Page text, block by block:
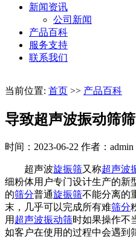
新闻资讯
公司新闻
产品百科
服务支持
联系我们
当前位置: 首页 >> 产品百科
导致超声波振动筛
时间：2023-06-22 作者：admin
超声波旋振筛又称超声波
细粉体用户专门设计生产的新
的筛分普通旋振筛不能分离的
末，几乎可以完成所有难筛分
用 超声波振动筛时如果操作不
如客户在使用的过程中会遇到